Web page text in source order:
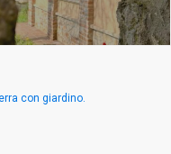
con giardino.